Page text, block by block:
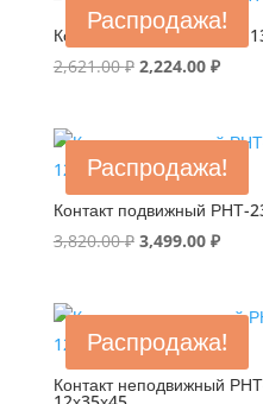
Распродажа!
Контакт подвижный РНТ-
2,621.00₽ Первоначальная
2,621.00 ₽.
2,224.00 ₽
Распродажа!
Контакт подвижный РНТ-
3,820.00₽ Первоначальная
3,820.00 ₽.
3,499.00 ₽
Распродажа!
Контакт неподвижный